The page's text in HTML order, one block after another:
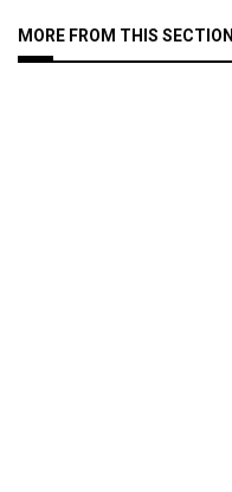
MORE FROM THIS SECTION